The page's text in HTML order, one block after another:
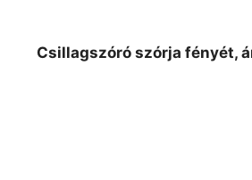
Csillagszóró szórja fényét,